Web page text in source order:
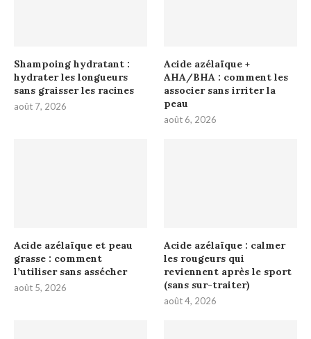
Shampoing hydratant :
hydrater les longueurs
sans graisser les racines
août 7, 2026
Acide azélaïque +
AHA/BHA : comment les
associer sans irriter la
peau
août 6, 2026
Acide azélaïque et peau
grasse : comment
l’utiliser sans assécher
août 5, 2026
Acide azélaïque : calmer
les rougeurs qui
reviennent après le sport
(sans sur-traiter)
août 4, 2026